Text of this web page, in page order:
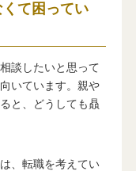
て困ってい
談したいと思って
いています。親や
と、どうしても贔
、転職を考えてい